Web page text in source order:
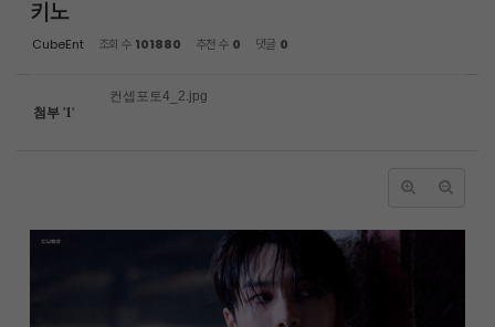
키노
CubeEnt 조회 수 101880 추천 수 0 댓글 0
첨부 '1'
컨셉포토4_2.jpg